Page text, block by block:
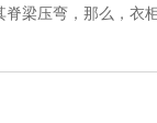
梁压弯，那么，衣